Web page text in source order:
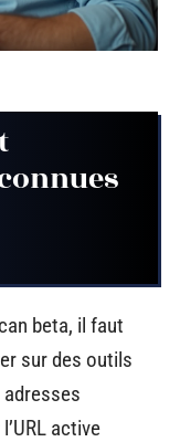
beta, il faut
sur des outils
active